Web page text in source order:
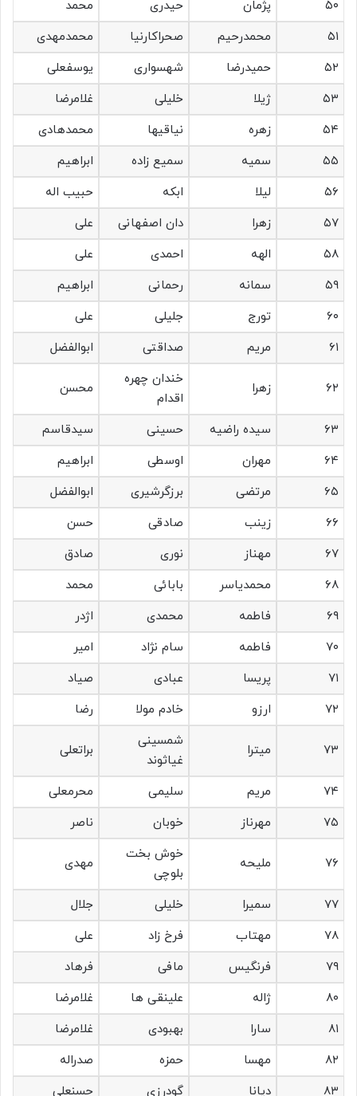
۵۰ پژمان حیدری
محمد
۵۱
محمدرحیم صحراکارنیا
محمدمهدی
۵۲
حمیدرضا شهسواری
یوسفعلی
۵۳
ژیلا خلیلی
غلامرضا
۵۴
زهره نیاقیها
محمدهادی
۵۵
سمیه سمیع زاده
ابراهیم
۵۶
لیلا ابکه
حبیب اله
۵۷
زهرا دان اصفهانی
علی
۵۸
الهه احمدی
علی
۵۹
سمانه رحمانی
ابراهیم
۶۰
تورج جلیلی
علی
۶۱
مریم صداقتی ابوالفضل
۶۲ زهرا
خندان چهره
اقدام
محسن
۶۳ سیده راضیه حسینی
سیدقاسم
۶۴
مهران اوسطی
ابراهیم
۶۵
مرتضی برزگرشیری
ابوالفضل
۶۶
زینب صادقی
حسن
۶۷
مهناز نوری
صادق
۶۸
محمدیاسر بابائی
محمد
۶۹
فاطمه محمدی
اژدر
۷۰
فاطمه سام نژاد
امیر
۷۱
پریسا عبادی
صیاد
۷۲
ارزو خادم مولا رضا
۷۳ میترا
شمسینی
غیاثوند
براتعلی
۷۴ مریم سلیمی
محرمعلی
۷۵
مهرناز خوبان ناصر
۷۶ ملیحه
خوش بخت
بلوچی
مهدی
۷۷ سمیرا خلیلی
جلال
۷۸
مهتاب فرخ زاد
علی
۷۹
فرنگیس مافی
فرهاد
۸۰
ژاله علینقی ها
غلامرضا
۸۱
سارا بهبودی
غلامرضا
۸۲
مهسا حمزه
صدراله
۸۳
دیانا گودرزی
حسنعلی